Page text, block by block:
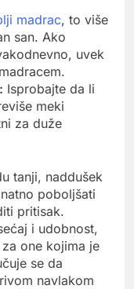
madrac, to više
san. Ako
uvek
Isprobajte da li
meki
za duže
tanji, naddušek
poboljšati
pritisak.
i udobnost,
one kojima je
se da
navlakom